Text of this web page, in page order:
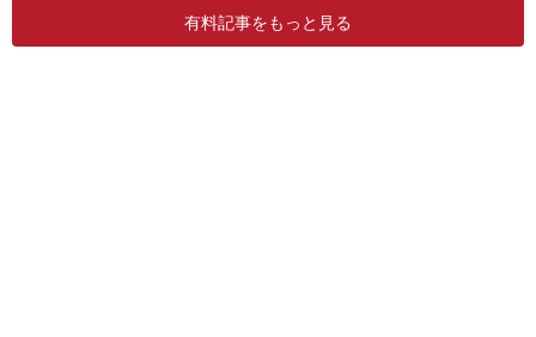
有料記事をもっと見る